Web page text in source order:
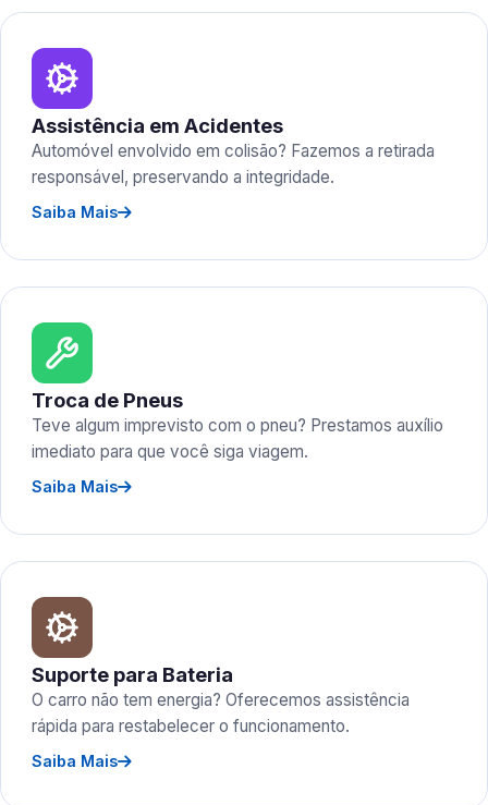
Assistência em Acidentes
Automóvel envolvido em colisão? Fazemos a retirada
responsável, preservando a integridade.
Saiba Mais
Troca de Pneus
Teve algum imprevisto com o pneu? Prestamos auxílio
imediato para que você siga viagem.
Saiba Mais
Suporte para Bateria
O carro não tem energia? Oferecemos assistência
rápida para restabelecer o funcionamento.
Saiba Mais